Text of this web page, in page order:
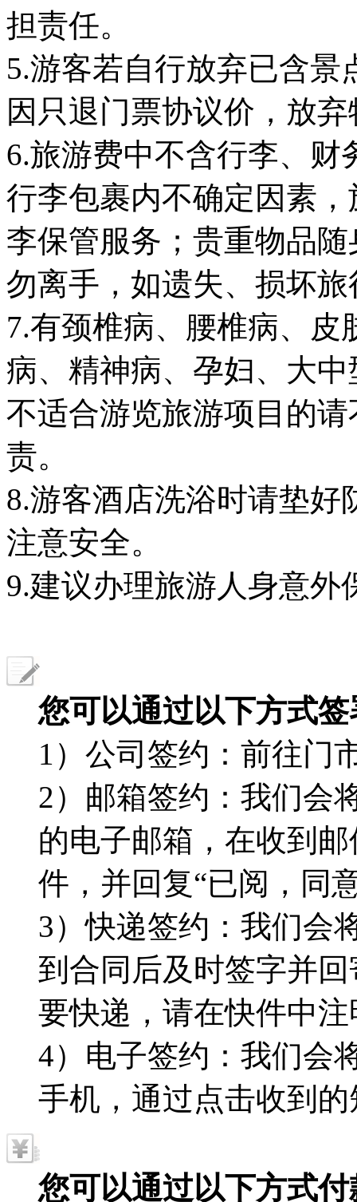
担责任。
5.游客若自行放弃已含
因只退门票协议价，放
6.旅游费中不含行李、
行李包裹内不确定因素
李保管服务；贵重物品
勿离手，如遗失、损坏
7.有颈椎病、腰椎病、
病、精神病、孕妇、大
不适合游览旅游项目的
责。
8.游客酒店洗浴时请垫
注意安全。
9.建议办理旅游人身意
您可以通过以下方式
1）公司签约：前往门
2）邮箱签约：我们会
的电子邮箱，在收到
件，并回复“已阅，同
3）快递签约：我们会
到合同后及时签字并
要快递，请在快件中
4）电子签约：我们会
手机，通过点击收到
您可以通过以下方式付